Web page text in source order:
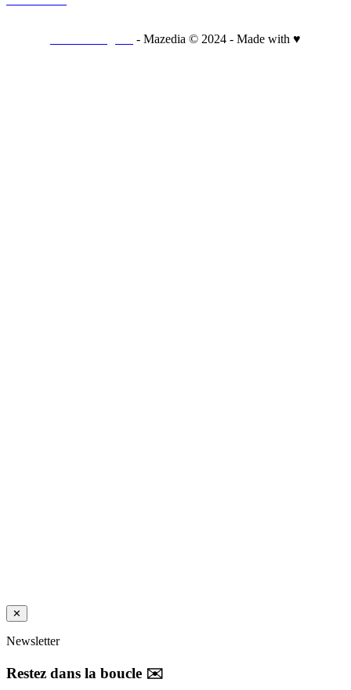
- Mazedia © 2024 - Made with ♥
✕
Newsletter
Restez dans la boucle ✉️